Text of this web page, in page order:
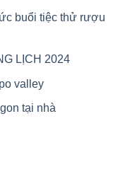
buổi tiệc thử rượu
LỊCH 2024
valley
tại nhà